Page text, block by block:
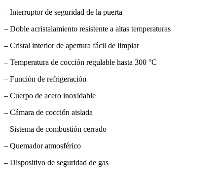
– Interruptor de seguridad de la puerta
– Doble acristalamiento resistente a altas temperaturas
– Cristal interior de apertura fácil de limpiar
– Temperatura de cocción regulable hasta 300 °C
– Función de refrigeración
– Cuerpo de acero inoxidable
– Cámara de cocción aislada
– Sistema de combustión cerrado
– Quemador atmosférico
– Dispositivo de seguridad de gas